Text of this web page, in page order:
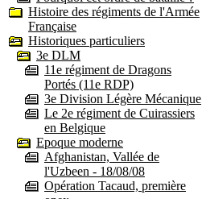
Histoire des régiments de l'Armée
Française
Historiques particuliers
3e DLM
11e régiment de Dragons
Portés (11e RDP)
3e Division Légère Mécanique
Le 2e régiment de Cuirassiers
en Belgique
Epoque moderne
Afghanistan, Vallée de
l'Uzbeen - 18/08/08
Opération Tacaud, première